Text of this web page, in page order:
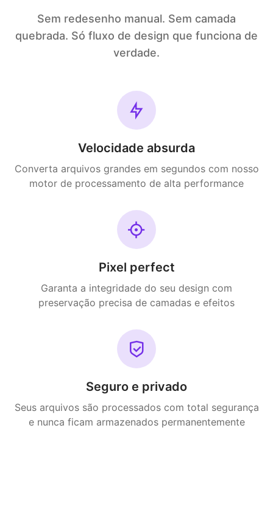
Sem redesenho manual. Sem camada
quebrada. Só fluxo de design que funciona de
verdade.
Velocidade absurda
Converta arquivos grandes em segundos com nosso
motor de processamento de alta performance
Pixel perfect
Garanta a integridade do seu design com
preservação precisa de camadas e efeitos
Seguro e privado
Seus arquivos são processados com total segurança
e nunca ficam armazenados permanentemente